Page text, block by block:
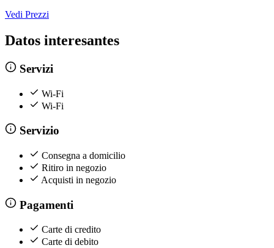
Vedi Prezzi
Datos interesantes
Servizi
Wi-Fi
Wi-Fi
Servizio
Consegna a domicilio
Ritiro in negozio
Acquisti in negozio
Pagamenti
Carte di credito
Carte di debito